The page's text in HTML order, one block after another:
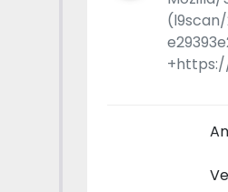
(l9scan/